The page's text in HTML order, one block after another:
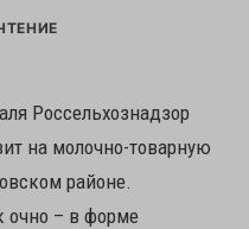
Россельхознадзор
на молочно-товарную
районе.
очно – в форме